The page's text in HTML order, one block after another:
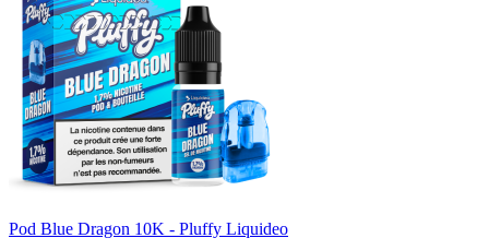
Pod Blue Dragon 10K - Pluffy Liquideo